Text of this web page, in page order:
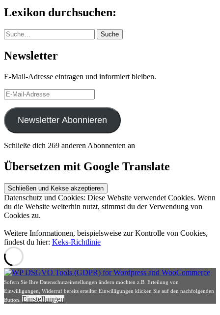
Lexikon durchsuchen:
Suche Suche
Newsletter
E-Mail-Adresse eintragen und informiert bleiben.
E-
Mail-
Adresse
Newsletter Abonnieren
Schließe dich 269 anderen Abonnenten an
Übersetzen mit Google Translate
Datenschutz und Cookies: Diese Website verwendet Cookies. Wenn
du die Website weiterhin nutzt, stimmst du der Verwendung von
Cookies zu.
Weitere Informationen, beispielsweise zur Kontrolle von Cookies,
findest du hier: Keks-Richtlinie
Sofern Sie Ihre Datenschutzeinstellungen ändern möchten z.B. Erteilung von
Einwilligungen, Widerruf bereits erteilter Einwilligungen klicken Sie auf den nachfolgenden
Button. Einstellungen